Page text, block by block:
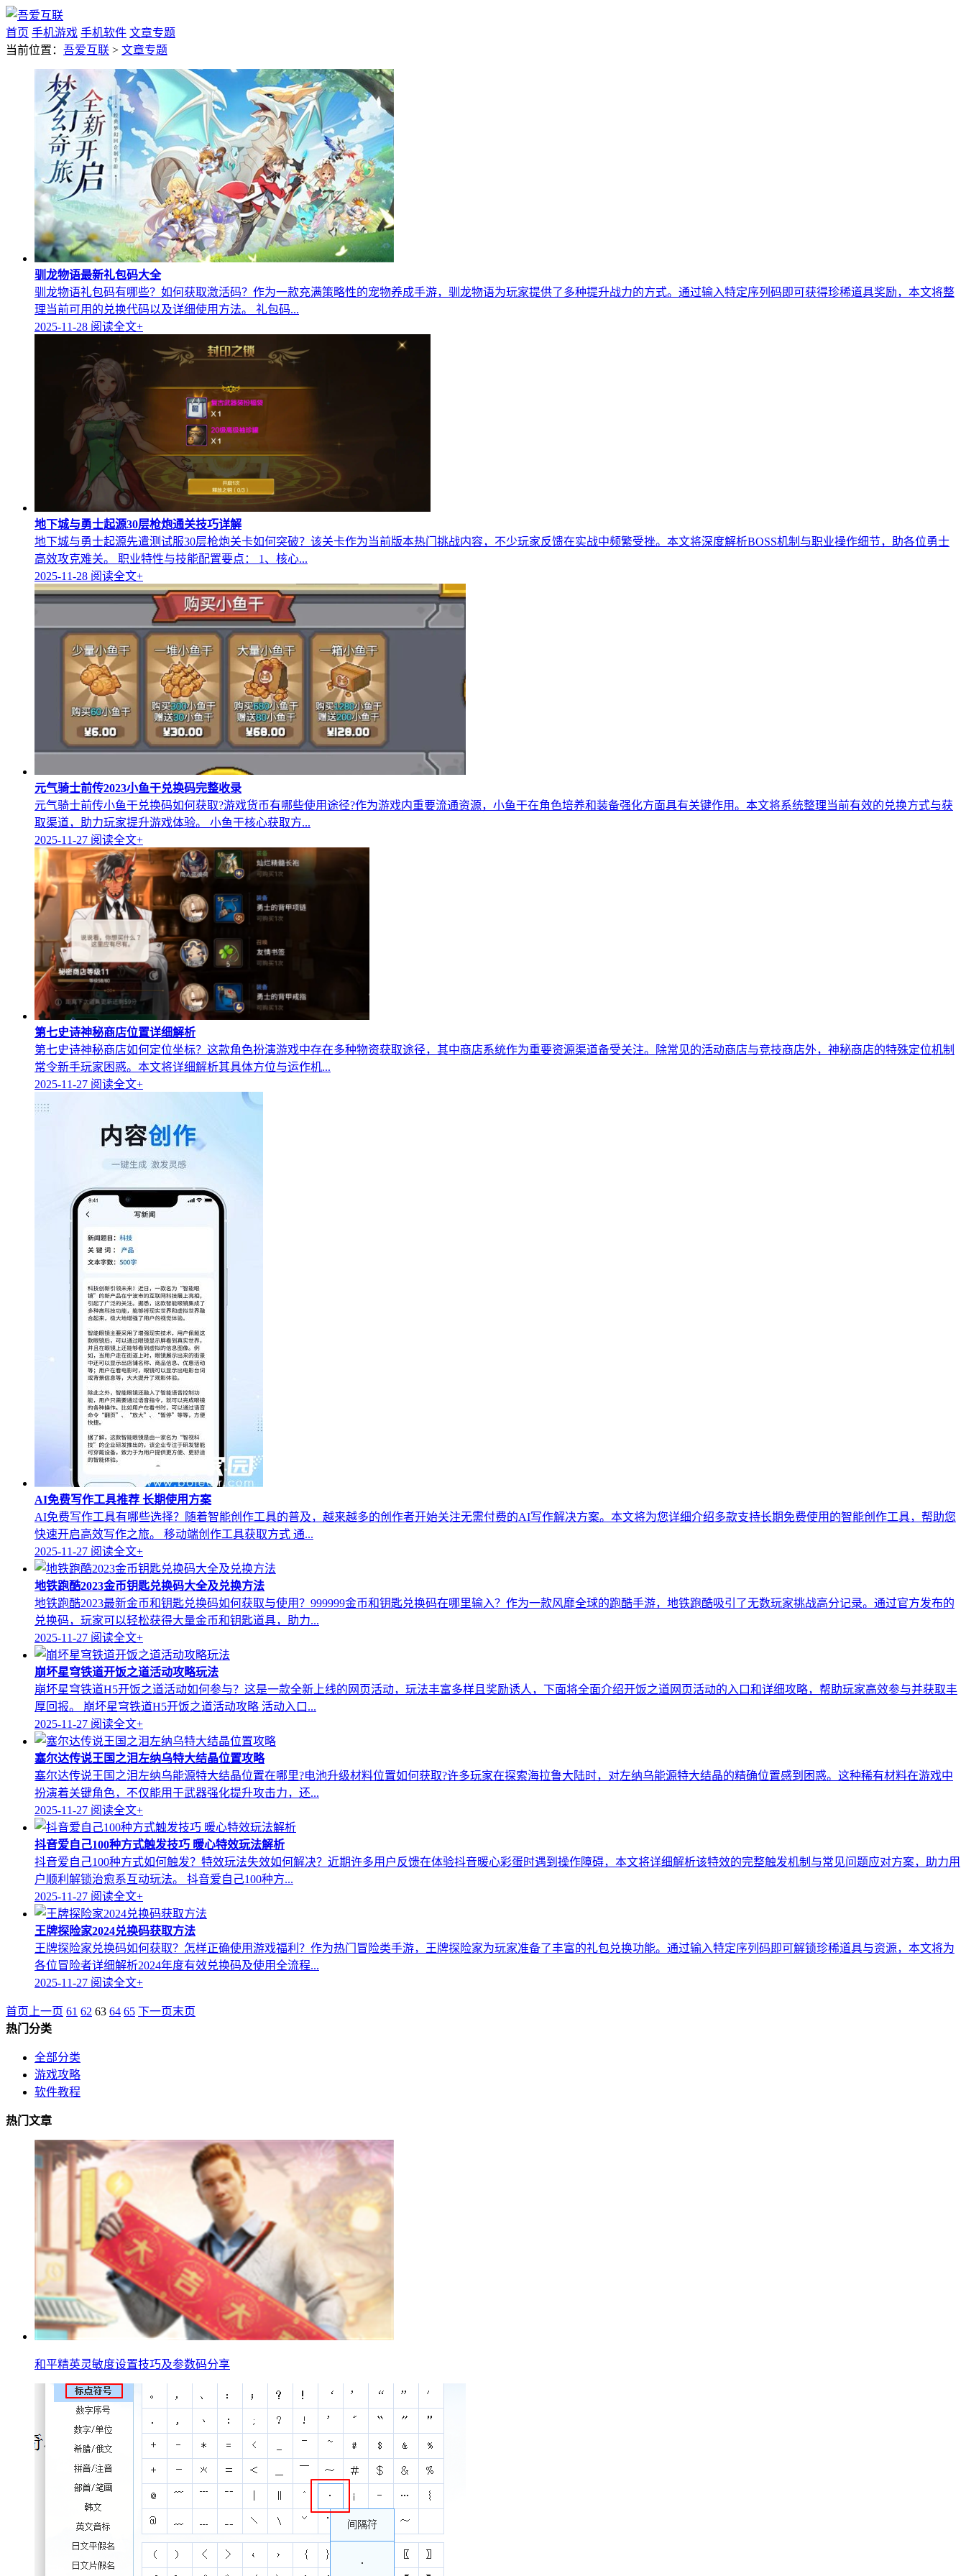
首页 手机游戏 手机软件 文章专题
当前位置： 吾爱互联 > 文章专题
驯龙物语最新礼包码大全
驯龙物语礼包码有哪些？如何获取激活码？作为一款充满策略性的宠物养成手游，驯龙物语为玩家提供了多种提升战力的方式。通过输入特定序列码即可获得珍稀道具奖励，本文将整
理当前可用的兑换代码以及详细使用方法。 礼包码...
2025-11-28 阅读全文+
地下城与勇士起源30层枪炮通关技巧详解
地下城与勇士起源先遣测试服30层枪炮关卡如何突破？该关卡作为当前版本热门挑战内容，不少玩家反馈在实战中频繁受挫。本文将深度解析BOSS机制与职业操作细节，助各位勇士
高效攻克难关。 职业特性与技能配置要点： 1、核心...
2025-11-28 阅读全文+
元气骑士前传2023小鱼干兑换码完整收录
元气骑士前传小鱼干兑换码如何获取?游戏货币有哪些使用途径?作为游戏内重要流通资源，小鱼干在角色培养和装备强化方面具有关键作用。本文将系统整理当前有效的兑换方式与获
取渠道，助力玩家提升游戏体验。 小鱼干核心获取方...
2025-11-27 阅读全文+
第七史诗神秘商店位置详细解析
第七史诗神秘商店如何定位坐标？这款角色扮演游戏中存在多种物资获取途径，其中商店系统作为重要资源渠道备受关注。除常见的活动商店与竞技商店外，神秘商店的特殊定位机制
常令新手玩家困惑。本文将详细解析其具体方位与运作机...
2025-11-27 阅读全文+
AI免费写作工具推荐 长期使用方案
AI免费写作工具有哪些选择？随着智能创作工具的普及，越来越多的创作者开始关注无需付费的AI写作解决方案。本文将为您详细介绍多款支持长期免费使用的智能创作工具，帮助您
快速开启高效写作之旅。 移动端创作工具获取方式 通...
2025-11-27 阅读全文+
地铁跑酷2023金币钥匙兑换码大全及兑换方法
地铁跑酷2023最新金币和钥匙兑换码如何获取与使用？999999金币和钥匙兑换码在哪里输入？作为一款风靡全球的跑酷手游，地铁跑酷吸引了无数玩家挑战高分记录。通过官方发布的
兑换码，玩家可以轻松获得大量金币和钥匙道具，助力...
2025-11-27 阅读全文+
崩坏星穹铁道开饭之道活动攻略玩法
崩坏星穹铁道H5开饭之道活动如何参与？这是一款全新上线的网页活动，玩法丰富多样且奖励诱人，下面将全面介绍开饭之道网页活动的入口和详细攻略，帮助玩家高效参与并获取丰
厚回报。 崩坏星穹铁道H5开饭之道活动攻略 活动入口...
2025-11-27 阅读全文+
塞尔达传说王国之泪左纳乌特大结晶位置攻略
塞尔达传说王国之泪左纳乌能源特大结晶位置在哪里?电池升级材料位置如何获取?许多玩家在探索海拉鲁大陆时，对左纳乌能源特大结晶的精确位置感到困惑。这种稀有材料在游戏中
扮演着关键角色，不仅能用于武器强化提升攻击力，还...
2025-11-27 阅读全文+
抖音爱自己100种方式触发技巧 暖心特效玩法解析
抖音爱自己100种方式如何触发？特效玩法失效如何解决？近期许多用户反馈在体验抖音暖心彩蛋时遇到操作障碍，本文将详细解析该特效的完整触发机制与常见问题应对方案，助力用
户顺利解锁治愈系互动玩法。 抖音爱自己100种方...
2025-11-27 阅读全文+
王牌探险家2024兑换码获取方法
王牌探险家兑换码如何获取？怎样正确使用游戏福利？作为热门冒险类手游，王牌探险家为玩家准备了丰富的礼包兑换功能。通过输入特定序列码即可解锁珍稀道具与资源，本文将为
各位冒险者详细解析2024年度有效兑换码及使用全流程...
2025-11-27 阅读全文+
首页 上一页 61 62 63 64 65 下一页末页
热门分类
全部分类
游戏攻略
软件教程
热门文章
和平精英灵敏度设置技巧及参数码分享